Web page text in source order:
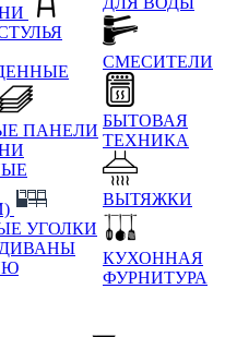
ПАНЕЛИ
УГОЛКИ
ДИВАНЫ
СМЕСИТЕЛИ
БЫТОВАЯ
ТЕХНИКА
ВЫТЯЖКИ
КУХОННАЯ
ФУРНИТУРА